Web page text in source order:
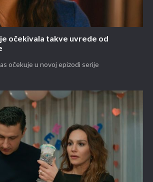
očekivala takve uvrede od
očekuje u novoj epizodi serije